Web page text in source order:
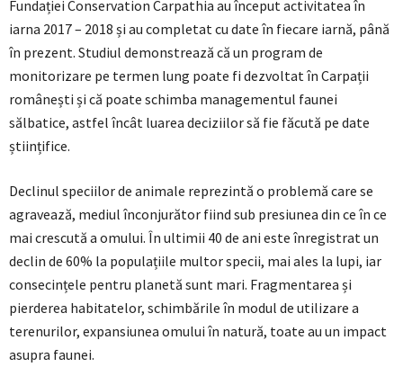
Fundației Conservation Carpathia au început activitatea în
iarna 2017 – 2018 și au completat cu date în fiecare iarnă, până
în prezent. Studiul demonstrează că un program de
monitorizare pe termen lung poate fi dezvoltat în Carpații
românești și că poate schimba managementul faunei
sălbatice, astfel încât luarea deciziilor să fie făcută pe date
științifice.
Declinul speciilor de animale reprezintă o problemă care se
agravează, mediul înconjurător fiind sub presiunea din ce în ce
mai crescută a omului. În ultimii 40 de ani este înregistrat un
declin de 60% la populațiile multor specii, mai ales la lupi, iar
consecințele pentru planetă sunt mari. Fragmentarea și
pierderea habitatelor, schimbările în modul de utilizare a
terenurilor, expansiunea omului în natură, toate au un impact
asupra faunei.